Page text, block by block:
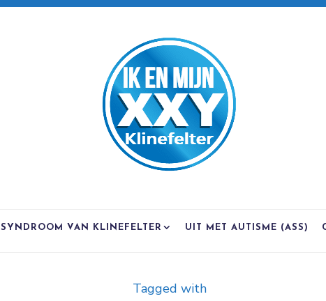
SYNDROOM VAN KLINEFELTER UIT MET AUTISME (ASS)
Tagged with